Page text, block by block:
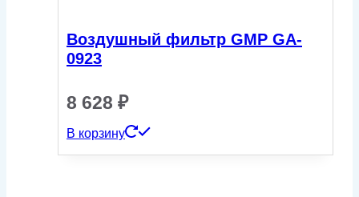
Воздушный фильтр GMP GA-
0923
8 628 ₽
В корзину